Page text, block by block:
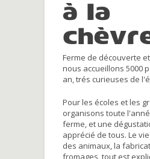
à la
Ferme de découverte
nous accueillons 5000
an, trés curieuses de
Pour les écoles et les
organisons toute
ferme, et une
apprécié de tous. Le
des animaux, la
fromages, tout est